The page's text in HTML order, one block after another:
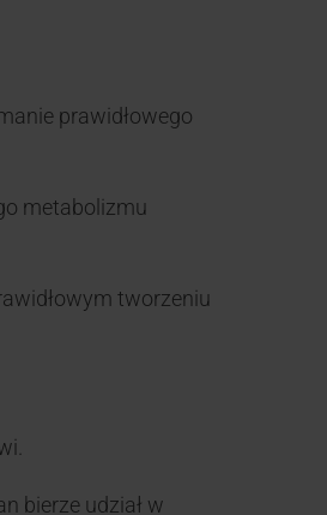
prawidłowego
metabolizmu
tworzeniu
bierze udział w